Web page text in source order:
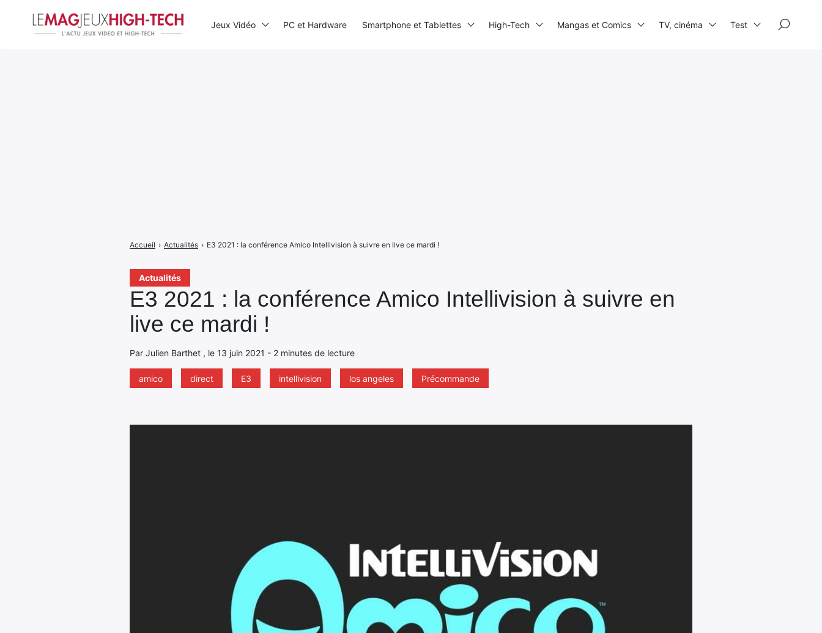
Actualités
E3 2021 : la conférence Amico Intellivision à suivre en
live ce mardi !
Par Julien Barthet , le 13 juin 2021 - 2 minutes de lecture
amico direct E3 intellivision los angeles Précommande
Accueil › Actualités › E3 2021 : la conférence Amico Intellivision à suivre en live ce mardi !
Jeux Vidéo PC et Hardware Smartphone et Tablettes High-Tech Mangas et Comics TV, cinéma Test